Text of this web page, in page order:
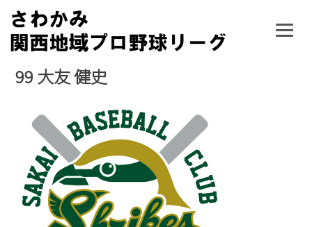
Skip
content
99 大友 健史